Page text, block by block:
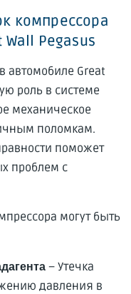
компрессора
Pegasus
автомобиле Great
роль в системе
механическое
поломкам.
поможет
проблем с
могут быть
– Утечка
давления в